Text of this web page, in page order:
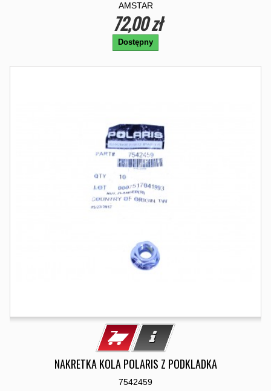
AMSTAR
72,00 zł
Dostępny
NAKRETKA KOLA POLARIS Z PODKLADKA
7542459